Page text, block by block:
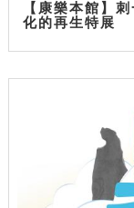
【康樂本館】
化的再生特展